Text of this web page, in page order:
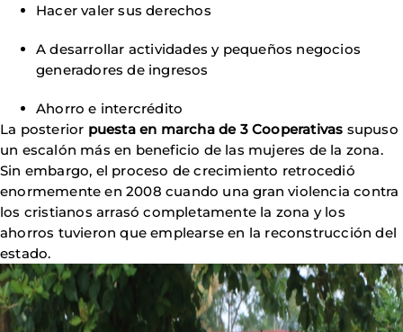
Hacer valer sus derechos
A desarrollar actividades y pequeños negocios
generadores de ingresos
Ahorro e intercrédito
La posterior puesta en marcha de 3 Cooperativas supuso
un escalón más en beneficio de las mujeres de la zona.
Sin embargo, el proceso de crecimiento retrocedió
enormemente en 2008 cuando una gran violencia contra
los cristianos arrasó completamente la zona y los
ahorros tuvieron que emplearse en la reconstrucción del
estado.